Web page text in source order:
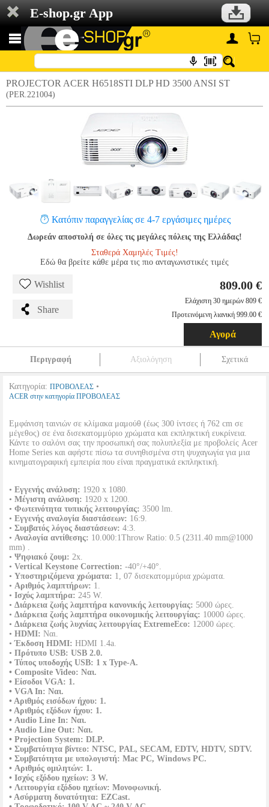
E-shop.gr App
PROJECTOR ACER H6518STI DLP HD 3500 ANSI ST
(PER.221004)
Κατόπιν παραγγελίας σε 4-7 εργάσιμες ημέρες
Δωρεάν αποστολή σε όλες τις μεγάλες πόλεις της Ελλάδας!
Σταθερά Χαμηλές Τιμές!
Εδώ θα βρείτε κάθε μέρα τις πιο ανταγωνιστικές τιμές
Wishlist
Share
809.00 €
Ελάχιστη 30 ημερών 809 €
Προτεινόμενη λιανική 999.00 €
Αγορά
Περιγραφή Αξιολόγηση Σχετικά
Κατηγορία: ΠΡΟΒΟΛΕΑΣ •
ACER στην κατηγορία ΠΡΟΒΟΛΕΑΣ
Εμφάνιση ταινιών σε κλίμακα μαμούθ (έως 300 ίντσες ή 762 cm σε
μέγεθος) σε ένα δισεκατομμύριο χρώματα και εκπληκτική ευκρίνεια.
Κάντε το σαλόνι σας την προσωπική σας πολυπλεξία με προβολείς Acer
Home Series και αφήστε πίσω τα συνηθισμένα στη ψυχαγωγία για μια
κινηματογραφική εμπειρία που είναι πραγματικά εκπληκτική.
• Εγγενής ανάλυση: 1920 x 1080.
• Μέγιστη ανάλυση: 1920 x 1200.
• Φωτεινότητα τυπικής λειτουργίας: 3500 lm.
• Εγγενής αναλογία διαστάσεων: 16:9.
• Συμβατός λόγος διαστάσεων: 4:3.
• Αναλογία αντίθεσης: 10.000:1Throw Ratio: 0.5 (2311.40 mm@1000
mm) .
• Ψηφιακό ζουμ: 2x.
• Vertical Keystone Correction: -40°/+40°.
• Υποστηριζόμενα χρώματα: 1, 07 δισεκατομμύρια χρώματα.
• Αριθμός λαμπτήρων: 1.
• Ισχύς λαμπτήρα: 245 W.
• Διάρκεια ζωής λαμπτήρα κανονικής λειτουργίας: 5000 ώρες.
• Διάρκεια ζωής λαμπτήρα οικονομικής λειτουργίας: 10000 ώρες.
• Διάρκεια ζωής λυχνίας λειτουργίας ExtremeEco: 12000 ώρες.
• HDMI: Ναι.
•Έκδοση HDMI: HDMI 1.4a.
• Πρότυπο USB: USB 2.0.
• Τύπος υποδοχής USB: 1 x Type-A.
• Composite Video: Ναι.
• Είσοδοι VGA: 1.
• VGA In: Ναι.
• Αριθμός εισόδων ήχου: 1.
• Αριθμός εξόδων ήχου: 1.
• Audio Line In: Ναι.
• Audio Line Out: Ναι.
• Projection System: DLP.
• Συμβατότητα βίντεο: NTSC, PAL, SECAM, EDTV, HDTV, SDTV.
• Συμβατότητα με υπολογιστή: Mac PC, Windows PC.
• Αριθμός ομιλητών: 1.
• Ισχύς εξόδου ηχείων: 3 W.
• Λειτουργία εξόδου ηχείων: Μονοφωνική.
• Ασύρματη δυνατότητα: EZCast.